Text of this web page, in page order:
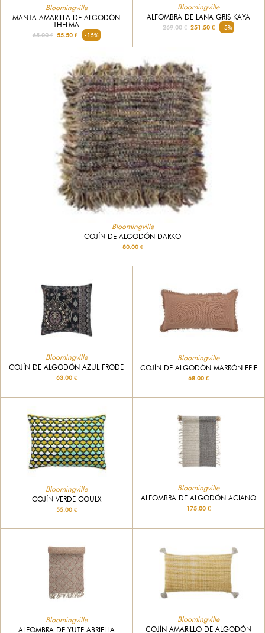
Bloomingville
MANTA AMARILLA DE ALGODÓN
THELMA
65.00 €55.50 € -15%
Bloomingville
ALFOMBRA DE LANA GRIS KAYA
269.00 € 251.50 € -5%
Bloomingville
COJÍN DE ALGODÓN DARKO
80.00 €
Bloomingville
COJÍN DE ALGODÓN AZUL FRODE
63.00 €
Bloomingville
COJÍN DE ALGODÓN MARRÓN EFIE
68.00 €
Bloomingville
COJÍN VERDE COULX
55.00 €
Bloomingville
ALFOMBRA DE ALGODÓN ACIANO
175.00 €
Bloomingville
ALFOMBRA DE YUTE ABRIELLA
Bloomingville
COJÍN AMARILLO DE ALGODÓN